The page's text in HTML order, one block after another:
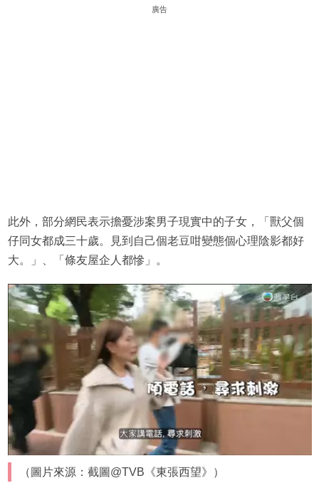
廣告
此外，部分網民表示擔憂涉案男子現實中的子女，「獸父個
仔同女都成三十歲。見到自己個老豆咁變態個心理陰影都好
大。」、「條友屋企人都慘」。
（圖片來源：截圖@TVB《東張西望》）